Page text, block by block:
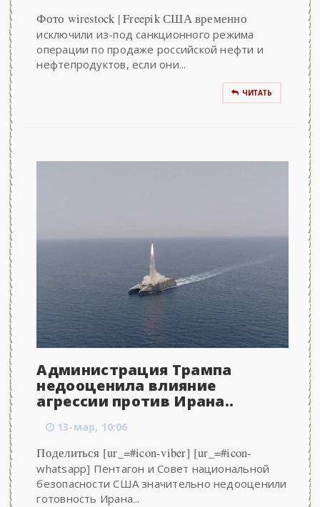
Фото wirestock | Freepik США временно
исключили из-под санкционного режима
операции по продаже российской нефти и
нефтепродуктов, если они...
ЧИТАТЬ
Администрация Трампа
недооценила влияние
агрессии против Ирана..
13-мар, 10:06
Поделиться [ur_=#icon-viber] [ur_=#icon-
whatsapp] Пентагон и Совет национальной
безопасности США значительно недооценили
готовность Ирана...